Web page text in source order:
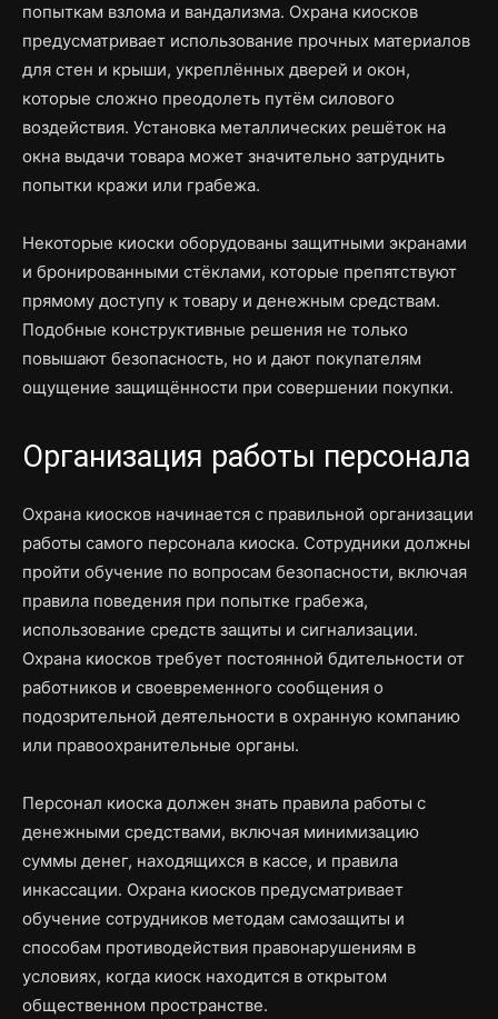
попыткам взлома и вандализма. Охрана киосков
предусматривает использование прочных материалов
для стен и крыши, укреплённых дверей и окон,
которые сложно преодолеть путём силового
воздействия. Установка металлических решёток на
окна выдачи товара может значительно затруднить
попытки кражи или грабежа.
Некоторые киоски оборудованы защитными экранами
и бронированными стёклами, которые препятствуют
прямому доступу к товару и денежным средствам.
Подобные конструктивные решения не только
повышают безопасность, но и дают покупателям
ощущение защищённости при совершении покупки.
Организация работы персонала
Охрана киосков начинается с правильной организации
работы самого персонала киоска. Сотрудники должны
пройти обучение по вопросам безопасности, включая
правила поведения при попытке грабежа,
использование средств защиты и сигнализации.
Охрана киосков требует постоянной бдительности от
работников и своевременного сообщения о
подозрительной деятельности в охранную компанию
или правоохранительные органы.
Персонал киоска должен знать правила работы с
денежными средствами, включая минимизацию
суммы денег, находящихся в кассе, и правила
инкассации. Охрана киосков предусматривает
обучение сотрудников методам самозащиты и
способам противодействия правонарушениям в
условиях, когда киоск находится в открытом
общественном пространстве.